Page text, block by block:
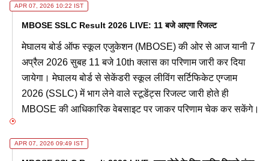
APR 07, 2026 10:22 IST
MBOSE SSLC Result 2026 LIVE: 11 बजे आएगा रिजल्ट
मेघालय बोर्ड ऑफ स्कूल एजुकेशन (MBOSE) की ओर से आज यानी 7
अप्रैल 2026 सुबह 11 बजे 10th क्लास का परिणाम जारी कर दिया
जायेगा। मेघालय बोर्ड से सेकेंडरी स्कूल लीविंग सर्टिफिकेट एग्जाम
2026 (SSLC) में भाग लेने वाले स्टूडेंट्स रिजल्ट जारी होते ही
MBOSE की आधिकारिक वेबसाइट पर जाकर परिणाम चेक कर सकेंगे।
APR 07, 2026 09:49 IST